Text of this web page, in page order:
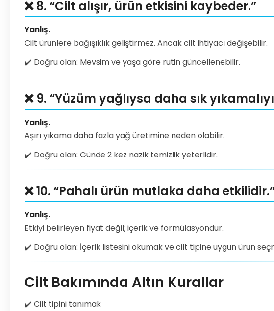
❌ 8. “Cilt alışır, ürün etkisini kaybeder.”
Yanlış.
Cilt ürünlere bağışıklık geliştirmez. Ancak cilt ihtiyacı değişebilir.
✔️ Doğru olan: Mevsim ve yaşa göre rutin güncellenebilir.
❌ 9. “Yüzüm yağlıysa daha sık
Yanlış.
Aşırı yıkama daha fazla yağ üretimine neden olabilir.
✔️ Doğru olan: Günde 2 kez nazik temizlik yeterlidir.
❌ 10. “Pahalı ürün mutlaka daha
Yanlış.
Etkiyi belirleyen fiyat değil; içerik ve formülasyondur.
✔️ Doğru olan: İçerik listesini okumak ve cilt tipine uygun ürün
Cilt Bakımında Altın Kurallar
✔️ Cilt tipini tanımak